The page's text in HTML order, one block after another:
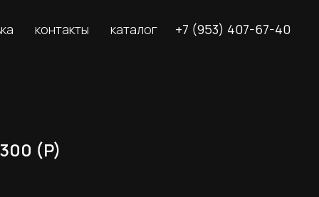
контакты каталог +7 (953) 407-67-40
(P)